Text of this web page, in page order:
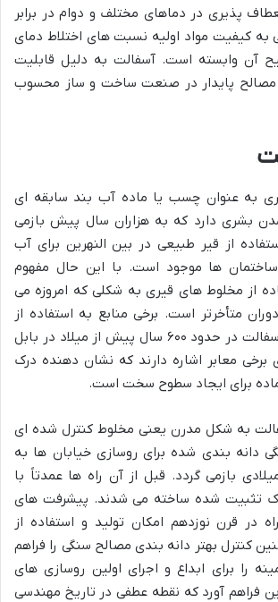
پذیری در دماهای مختلف و دوام در برابر
کیفیت مواد اولیه نسبت های اختلاط دمای
آن وابسته است. آسفالت به دلیل قابلیت
مصالح پایدار در صنعت ساخت و ساز محسوب
به عنوان چسب یا ماده آب بند سابقه ای
بشری دارد که به هزاران سال پیش بازمی
از قیر طبیعی در بین النهرین برای آب
ها موجود است. با این حال مفهوم
از مخلوط های قیری به شکلی که امروزه می
متأخرتر است. برخی منابع به استفاده از
مخلوط های شبیه آسفالت در حدود ۶۰۰ سال پیش از میلاد در بابل
برخی معابر اشاره دارند که نشان دهنده درک
برای ایجاد سطوح سخت است.
به شکل مدرن یعنی مخلوط کنترل شده ای
دانه بندی شده برای روسازی خیابان ها به
بازمی گردد. قبل از آن راه ها عمدتاً با
تثبیت شده ساخته می شدند. پیشرفت های
در قرن نوزدهم امکان تولید و استفاده از
کنترل بهتر دانه بندی مصالح سنگی را فراهم
را برای ابداع و اجرای اولین روسازی های
فراهم آورد که نقطه عطفی در تاریخ مهندسی